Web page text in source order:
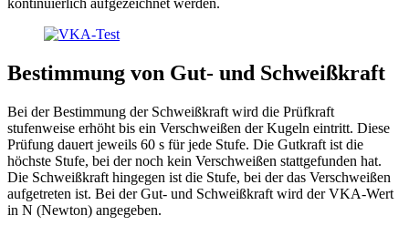
kontinuierlich aufgezeichnet werden.
Bestimmung von Gut- und Schweißkraft
Bei der Bestimmung der Schweißkraft wird die Prüfkraft
stufenweise erhöht bis ein Verschweißen der Kugeln eintritt. Diese
Prüfung dauert jeweils 60 s für jede Stufe. Die Gutkraft ist die
höchste Stufe, bei der noch kein Verschweißen stattgefunden hat.
Die Schweißkraft hingegen ist die Stufe, bei der das Verschweißen
aufgetreten ist. Bei der Gut- und Schweißkraft wird der VKA-Wert
in N (Newton) angegeben.